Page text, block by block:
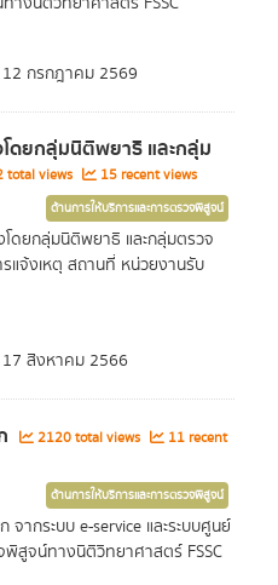
กรกฎาคม 2569
ดยกลุ่มนิติพยาธิ และกลุ่ม
total views 15 recent views
ด้านการให้บริการและการตรวจพิสูจน์
ดยกลุ่มนิติพยาธิ และกลุ่มตรวจ
แจ้งเหตุ สถานที่ หน่วยงานรับ
สิงหาคม 2566
2120 total views
11 recent
ด้านการให้บริการและการตรวจพิสูจน์
ากระบบ e-service และระบบศูนย์
พิสูจน์ทางนิติวิทยาศาสตร์ FSSC